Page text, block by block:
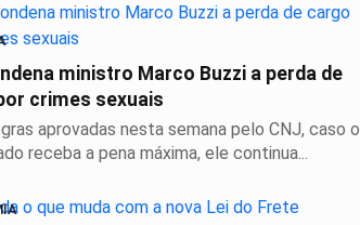
ministro Marco Buzzi a perda de
crimes sexuais
aprovadas nesta semana pelo CNJ, caso o
receba a pena máxima, ele continua...